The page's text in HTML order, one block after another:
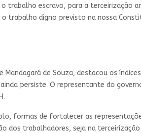
trabalho escravo, para a terceirização
trabalho digno previsto na nossa
de Souza, destacou os
persiste. O representante do
formas de fortalecer as
dos trabalhadores, seja na